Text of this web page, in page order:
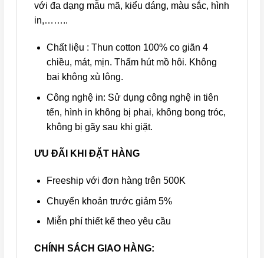
với đa dạng mẫu mã, kiểu dáng, màu sắc, hình
in,……..
Chất liệu : Thun cotton 100% co giãn 4
chiều, mát, mịn. Thấm hút mồ hôi. Không
bai không xù lông.
Công nghệ in: Sử dụng công nghệ in tiên
tến, hình in không bị phai, không bong tróc,
không bị gãy sau khi giặt.
ƯU ĐÃI KHI ĐẶT HÀNG
Freeship với đơn hàng trên 500K
Chuyển khoản trước giảm 5%
Miễn phí thiết kế theo yêu cầu
CHÍNH SÁCH GIAO HÀNG: